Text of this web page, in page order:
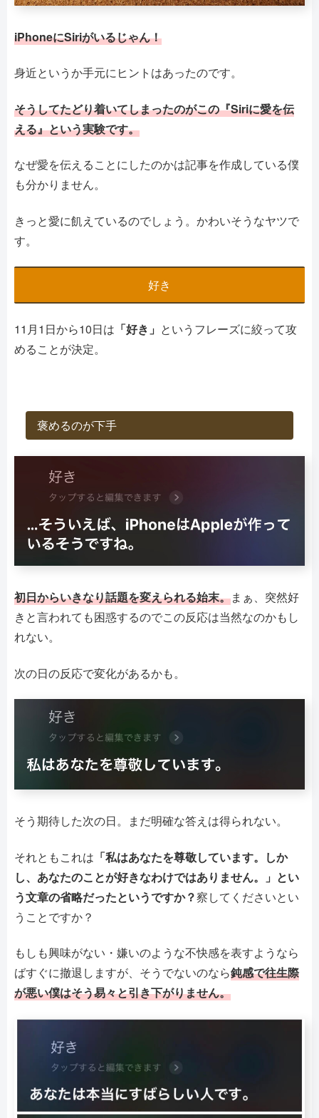
iPhoneにSiriがいるじゃん！
身近というか手元にヒントはあったのです。
そうしてたどり着いてしまったのがこの『Siriに愛を伝
える』という実験です。
なぜ愛を伝えることにしたのかは記事を作成している僕
も分かりません。
きっと愛に飢えているのでしょう。かわいそうなヤツで
す。
好き
11月1日から10日は 「好き」 というフレーズに絞って攻
めることが決定。
褒めるのが下手
初日からいきなり話題を変えられる始末。まぁ、突然好
きと言われても困惑するのでこの反応は当然なのかもし
れない。
次の日の反応で変化があるかも。
そう期待した次の日。まだ明確な答えは得られない。
それともこれは 「私はあなたを尊敬しています。しか
し、あなたのことが好きなわけではありません。」とい
う文章の省略だったというですか？察してくださいとい
うことですか？
もしも興味がない・嫌いのような不快感を表すようなら
ばすぐに撤退しますが、そうでないのなら鈍感で往生際
が悪い僕はそう易々と引き下がりません。